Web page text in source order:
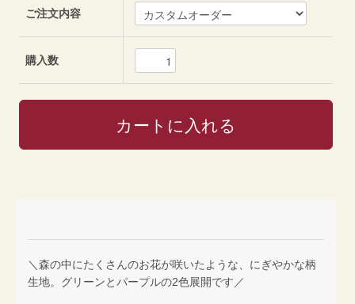
ご注文内容
購入数
＼森の中にたくさんのお花が咲いたような、にぎやかな柄
生地。グリーンとパープルの2色展開です／